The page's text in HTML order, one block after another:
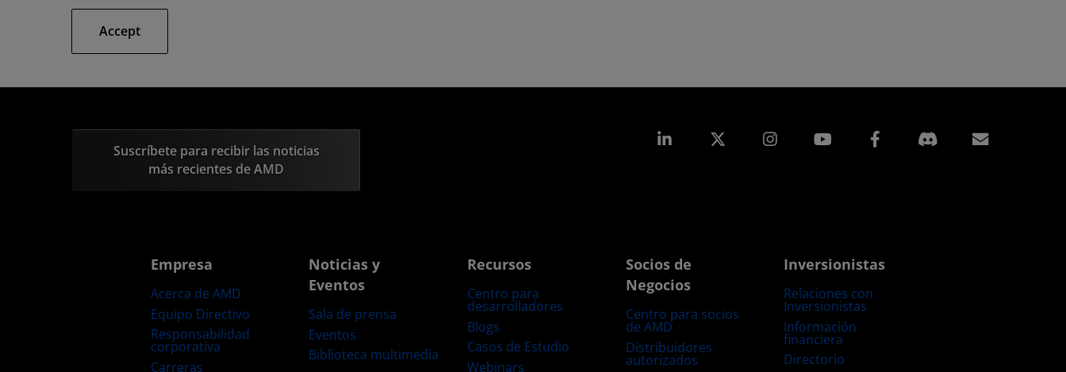
Accept
Suscríbete para recibir las noticias
más recientes de AMD
LinkedIn Instagram Facebook
Empresa
Acerca de AMD
Equipo Directivo
Responsabilidad
corporativa
Carreras
Noticias y
Eventos
Sala de prensa
Eventos
Biblioteca multimedia
Recursos
Centro para
desarrolladores
Blogs
Casos de Estudio
Webinars
Socios de
Negocios
Centro para socios
de AMD
Distribuidores
autorizados
Inversionistas
Relaciones con
Inversionistas
Información
financiera
Directorio